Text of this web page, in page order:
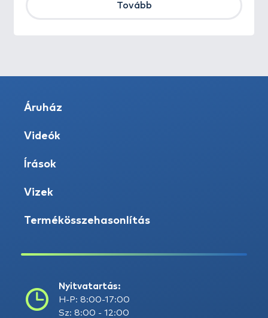
Tovább
Áruház
Videók
Írások
Vizek
Termékösszehasonlítás
Nyitvatartás:
H-P: 8:00-17:00
Sz: 8:00 - 12:00